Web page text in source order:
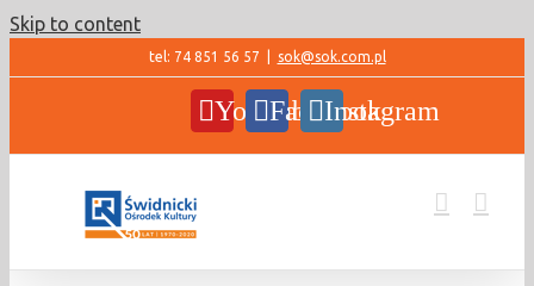
Skip to content
tel: 74 851 56 57 sok@sok.com.pl
YouTubeFacebookInstagram